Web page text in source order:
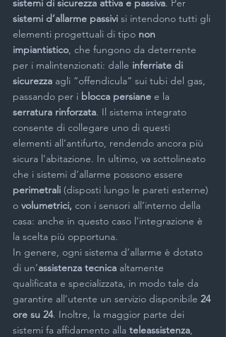
sistemi di sicurezza attiva e passiva. Per
sistemi d’allarme passivi si intendono tutti gli
elementi progettuali di tipo non
impiantistico, che fungono da deterrente
per i malintenzionati: dalle inferriate di
sicurezza agli “offendicula” sui tubi del gas,
passando per i blocca persiane e la
serratura rinforzata. Il sistema integrato
consente di collegare uno di questi
elementi all’antifurto, rendendo ancora più
sicura l’abitazione. In ultimo, va sottolineato
che i sistemi d’allarme possono essere
perimetrali (disposti lungo le pareti esterne)
o volumetrici, con i sensori all’interno della
casa: anche in questo caso l’integrazione è
la scelta più opportuna.
In genere, ogni sistema d’allarme è dotato
di un’assistenza tecnica altamente
qualificata e specializzata, in modo tale da
garantire all’utente un servizio disponibile 24
ore su 24. Inoltre, la maggior parte dei
sistemi fa affidamento alla teleassistenza,